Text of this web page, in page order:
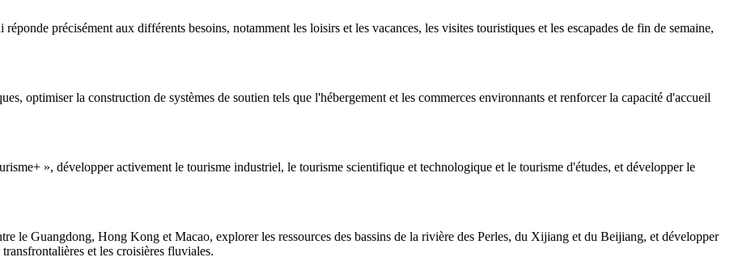
précisément aux différents besoins, notamment les loisirs et les vacances, les visites touristiques et les escapades de fin de semaine,
optimiser la construction de systèmes de soutien tels que l'hébergement et les commerces environnants et renforcer la capacité d'accueil
», développer activement le tourisme industriel, le tourisme scientifique et technologique et le tourisme d'études, et développer le
le Guangdong, Hong Kong et Macao, explorer les ressources des bassins de la rivière des Perles, du Xijiang et du Beijiang, et développer
et les croisières fluviales.